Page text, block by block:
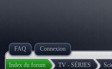
FAQ Connexion
Index du forum TV - SÉRIES